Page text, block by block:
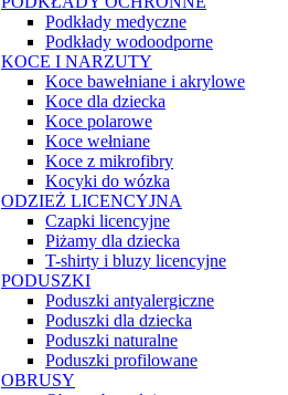
Podkłady medyczne
Podkłady wodoodporne
KOCE I NARZUTY
Koce bawełniane i akrylowe
Koce dla dziecka
Koce polarowe
Koce wełniane
Koce z mikrofibry
Kocyki do wózka
ODZIEŻ LICENCYJNA
Czapki licencyjne
Piżamy dla dziecka
T-shirty i bluzy licencyjne
PODUSZKI
Poduszki antyalergiczne
Poduszki dla dziecka
Poduszki naturalne
Poduszki profilowane
OBRUSY